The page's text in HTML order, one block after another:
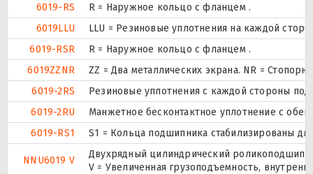
6019-RS
R = Наружное кольцо с фланцем .
6019LLU
LLU = Резиновые уплотнения на каждой
6019-RSR
R = Наружное кольцо с фланцем .
6019ZZNR
ZZ = Два металлических экрана. NR =
6019-2RS
Резиновые уплотнения с каждой стороны
6019-2RU
Манжетное бесконтактное уплотнение с
6019-RS1
S1 = Кольца подшипника стабилизированы
NNU6019 V
Двухрядный цилиндрический
V = Увеличенная грузоподъемность,